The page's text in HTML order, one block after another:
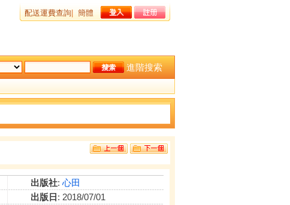
配送運費查詢 簡體
進階搜索
出版社: 心田
出版日 : 2018/07/01